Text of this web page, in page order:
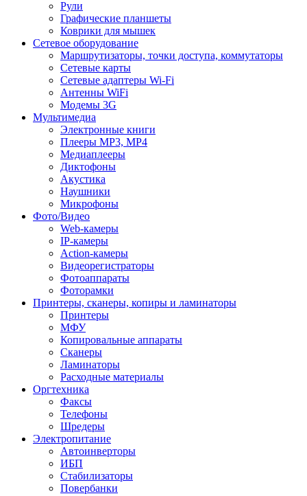
Рули
Графические планшеты
Коврики для мышек
Сетевое оборудование
Маршрутизаторы, точки доступа, коммутаторы
Сетевые карты
Сетевые адаптеры Wi-Fi
Антенны WiFi
Модемы 3G
Мультимедиа
Электронные книги
Плееры MP3, MP4
Медиаплееры
Диктофоны
Акустика
Наушники
Микрофоны
Фото/Видео
Web-камеры
IP-камеры
Action-камеры
Видеорегистраторы
Фотоаппараты
Фоторамки
Принтеры, сканеры, копиры и ламинаторы
Принтеры
МФУ
Копировальные аппараты
Сканеры
Ламинаторы
Расходные материалы
Оргтехника
Факсы
Телефоны
Шредеры
Электропитание
Автоинверторы
ИБП
Стабилизаторы
Повербанки